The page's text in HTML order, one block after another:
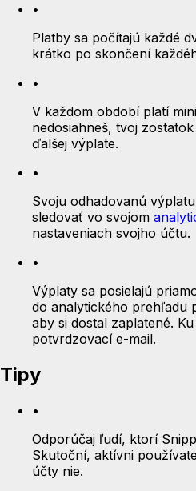
•
Platby sa počítajú každé
krátko po skončení
•
V každom období platí
nedosiahneš, tvoj
ďalšej výplate.
•
Svoju odhadovanú
sledovať vo svojom
nastaveniach svojho účtu.
•
Výplaty sa posielajú
do analytického prehľadu
aby si dostal zaplatené.
potvrdzovací e-mail.
Tipy
•
Odporúčaj ľudí, ktorí
Skutoční, aktívni
účty nie.